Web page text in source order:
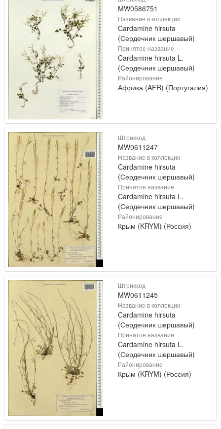
MW0586751
Название в коллекции
Cardamine hirsuta
(Сердечник шершавый)
Принятое название
Cardamine hirsuta L.
(Сердечник шершавый)
Районирование
Африка (AFR) (Португалия)
Штрихкод
MW0611247
Название в коллекции
Cardamine hirsuta
(Сердечник шершавый)
Принятое название
Cardamine hirsuta L.
(Сердечник шершавый)
Районирование
Крым (KRYM) (Россия)
Штрихкод
MW0611245
Название в коллекции
Cardamine hirsuta
(Сердечник шершавый)
Принятое название
Cardamine hirsuta L.
(Сердечник шершавый)
Районирование
Крым (KRYM) (Россия)